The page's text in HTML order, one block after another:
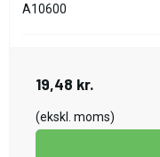
A10600
19,48 kr.
(ekskl. moms)